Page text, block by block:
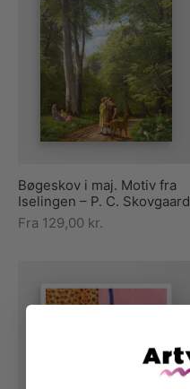
Bøgeskov i maj. Motiv fra
Iselingen – P. C. Skovgaard
Fra 129,00 kr.